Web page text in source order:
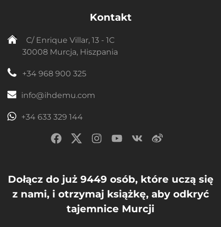
Kontakt
C/ Enrique Villar, 13 - 1C
30008 Murcja, Hiszpania
+34 968 900 325
info@ihdemu.com
+34 633 329 144
Dołącz do już 9449 osób, które uczą się
z nami, i otrzymaj książkę, aby odkryć
tajemnice Murcji